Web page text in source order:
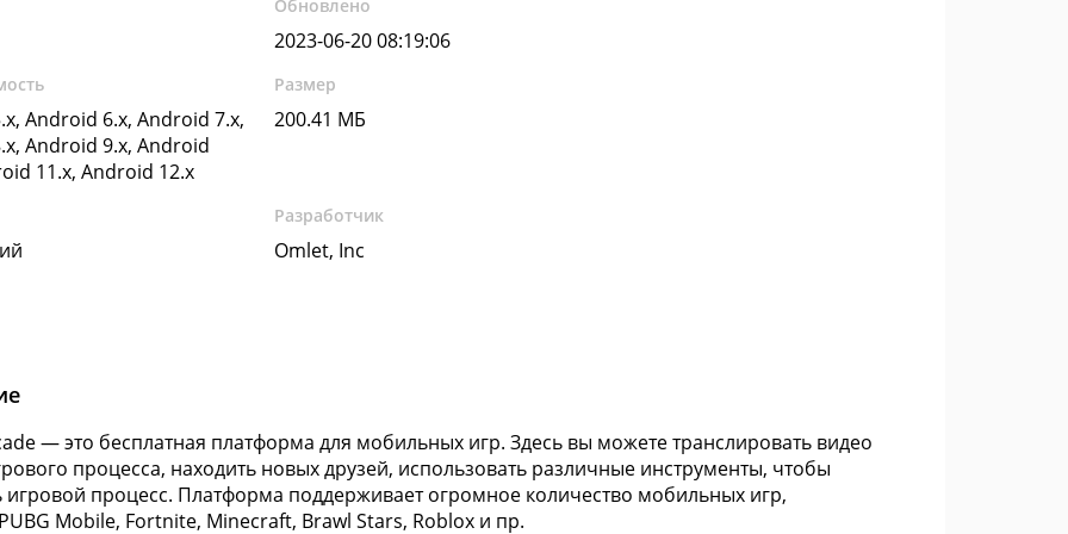
Обновлено
2023-06-20 08:19:06
Android 6.x, Android 7.x,
Android 9.x, Android
11.x, Android 12.x
Размер
200.41 МБ
Разработчик
Omlet, Inc
— это бесплатная платформа для мобильных игр. Здесь вы можете транслировать видео
процесса, находить новых друзей, использовать различные инструменты, чтобы
игровой процесс. Платформа поддерживает огромное количество мобильных игр,
Mobile, Fortnite, Minecraft, Brawl Stars, Roblox и пр.